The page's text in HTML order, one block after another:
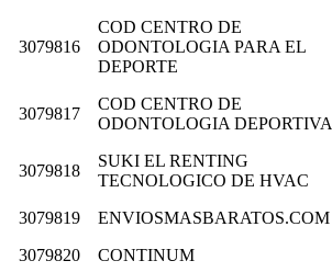
3079816
COD CENTRO DE
ODONTOLOGIA PARA EL
DEPORTE
3079817
COD CENTRO DE
ODONTOLOGIA DEPORTIVA
3079818
SUKI EL RENTING
TECNOLOGICO DE HVAC
3079819 ENVIOSMASBARATOS.COM
3079820
CONTINUM